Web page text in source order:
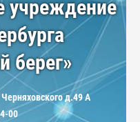
учреждение
берег»
д.49 А
00